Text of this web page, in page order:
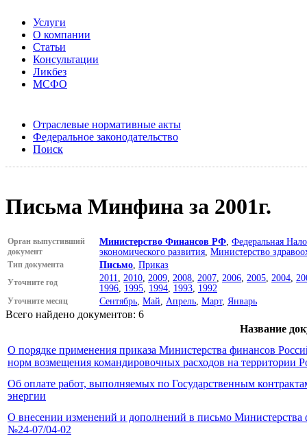
Услуги
О компании
Статьи
Консультации
Ликбез
МСФО
Отраслевые нормативные акты
Федеральное законодательство
Поиск
Письма Минфина за 2001г.
Орган выпустивший
документ
Министерство Финансов РФ Федеральная
экономического развития Министерство
Тип документа Письмо Приказ
Уточните год 2011 2010 2009 2008 2007 2006 2005 2004
1996 1995 1994 1993 1992
Уточните месяц Сентябрь Май Апрель Март, Январь
Всего найдено документов: 6
Название
О порядке применения приказа Министерства финансов
норм возмещения командировочных расходов на территории
Об оплате работ, выполняемых по Государственным
энергии
О внесении изменений и дополнений в письмо Министерства
№24-07/04-02